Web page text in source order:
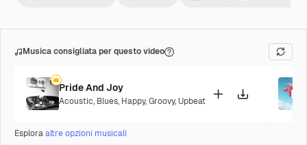
Musica consigliata per questo video
Pride And Joy
Acoustic, Blues, Happy,Groovy, Upbeat
Esploraaltre opzioni musicali